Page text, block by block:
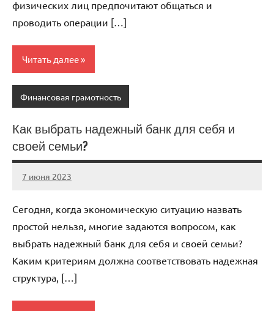
физических лиц предпочитают общаться и
проводить операции […]
Читать далее
Финансовая грамотность
Как выбрать надежный банк для себя и
своей семьи?
7 июня 2023
scuralets_ru
Нет
Сегодня, когда экономическую ситуацию назвать
простой нельзя, многие задаются вопросом, как
выбрать надежный банк для себя и своей семьи?
Каким критериям должна соответствовать надежная
структура, […]